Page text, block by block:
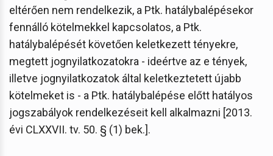
eltérően nem rendelkezik, a Ptk. hatálybalépésekor
fennálló kötelmekkel kapcsolatos, a Ptk.
hatálybalépését követően keletkezett tényekre,
megtett jognyilatkozatokra - ideértve az e tények,
illetve jognyilatkozatok által keletkeztetett újabb
kötelmeket is - a Ptk. hatálybalépése előtt hatályos
jogszabályok rendelkezéseit kell alkalmazni [2013.
évi CLXXVII. tv. 50. § (1) bek.].